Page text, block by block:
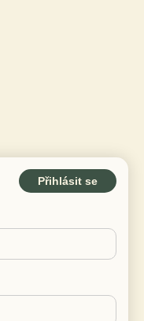
Přihlásit se